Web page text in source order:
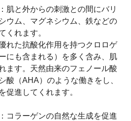
肌と外からの刺激との間にバリ
ウム、マグネシウム、鉄などの
くれます。
れた抗酸化作用を持つクロロゲ
にも含まれる）を多く含み、肌
ます。天然由来のフェノール酸
酸（AHA）のような働きをし、
促進してくれます。
コラーゲンの自然な生成を促進